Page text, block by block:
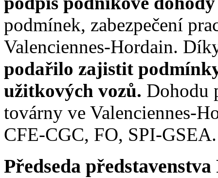
podmínek, zabezpečení
Valenciennes-Hordain.
podařilo zajistit
užitkových vozů. Dohodu
továrny ve Valenciennes-
CFE-CGC, FO, SPI-GSEA.
Předseda